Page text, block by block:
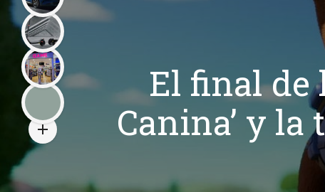
El final de
Canina’ y la